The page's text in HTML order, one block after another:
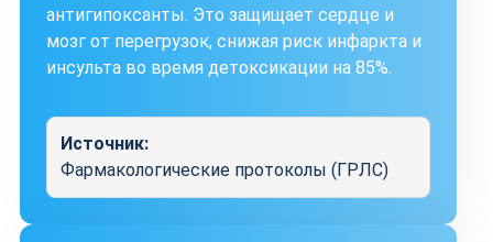
антигипоксанты. Это защищает сердце и
мозг от перегрузок, снижая риск инфаркта и
инсульта во время детоксикации на 85%.
Источник:
Фармакологические протоколы (ГРЛС)